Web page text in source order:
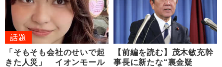
話題
「そもそも会社のせいで起
きた人災」 イオンモール
【前編を読む】茂木敏充幹
事長に新たな“裏金疑